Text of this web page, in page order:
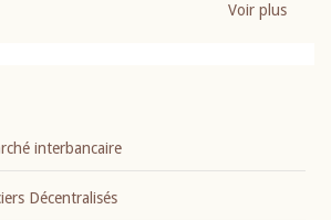
Voir plus
interbancaire
Décentralisés